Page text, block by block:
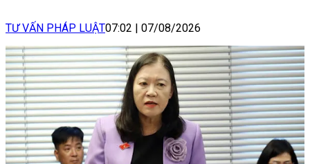
TƯ VẤN PHÁP LUẬT07:02 07/08/2026